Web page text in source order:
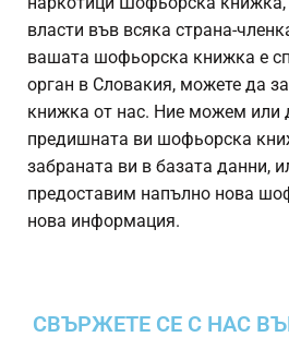
власти във всяка страна-
вашата шофьорска книжка е
орган в Словакия, можете да
книжка от нас. Ние можем или
предишната ви шофьорска
забраната ви в базата данни,
предоставим напълно нова
нова информация.
СВЪРЖЕТЕ СЕ С НАС